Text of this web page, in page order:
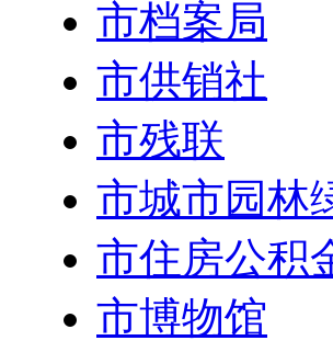
市档案局
市供销社
市残联
市城市园林
市住房公积
市博物馆